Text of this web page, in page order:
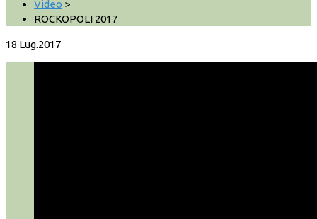
Video >
ROCKOPOLI 2017
18 Lug.2017